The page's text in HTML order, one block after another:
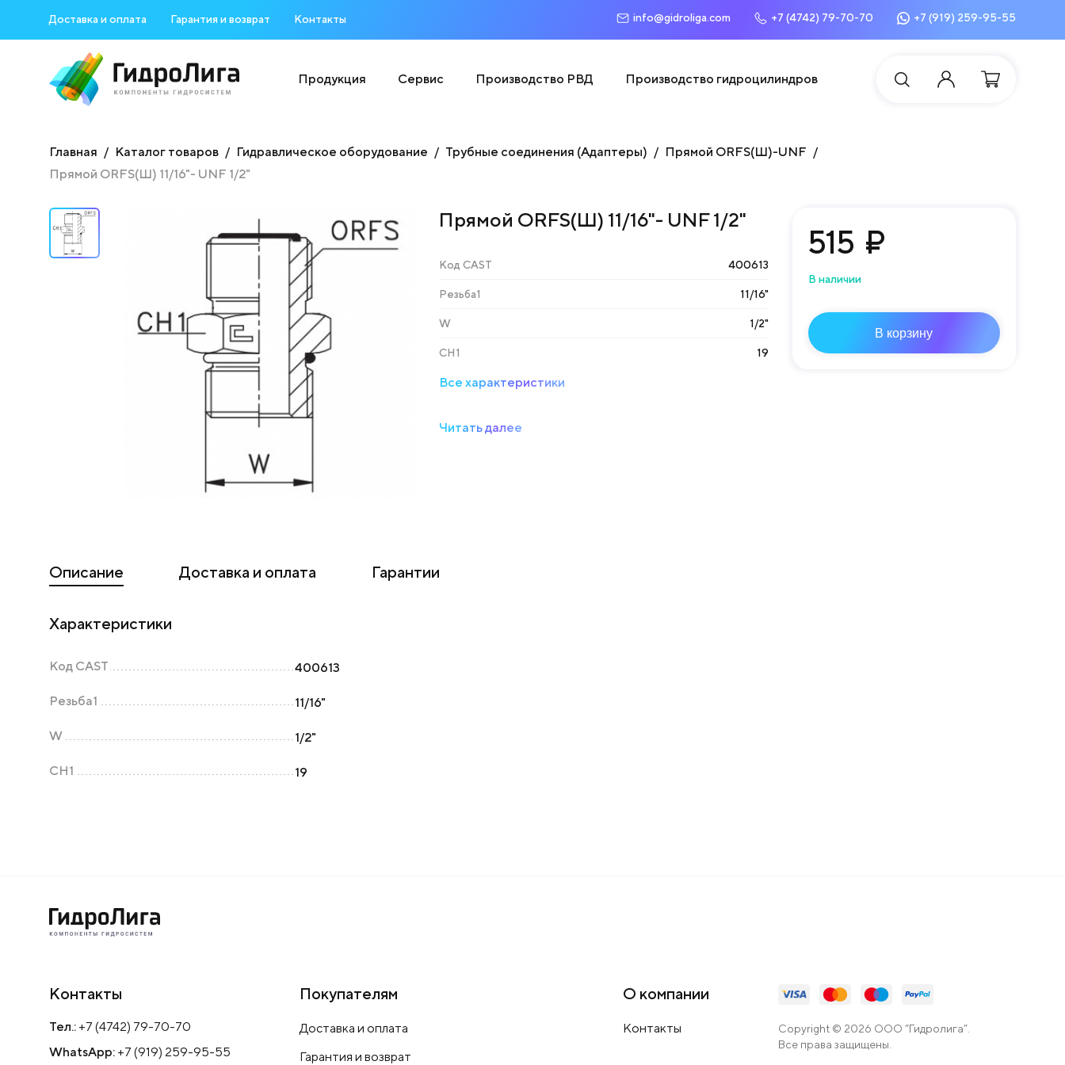
Доставка и оплата Гарантия и возврат Контакты info@gidroliga.com +7 (4742) 79-70-70 +7 (919) 259-95-55
Продукция Сервис Производство РВД Производство гидроцилиндров
Главная Каталог товаров Гидравлическое оборудование Трубные соединения (Адаптеры)
Прямой ORFS(Ш)-UNF
Прямой ORFS(Ш) 11/16"- UNF 1/2"
Прямой ORFS(Ш) 11/16"- UNF 1/2"
Код CAST 400613
Резьба1 11/16"
W 1/2"
CH1 19
Все характеристики
Читать далее
Описание Доставка и оплата Гарантии
Характеристики
Код CAST 400613
Резьба1 11/16"
W 1/2"
CH1 19
515 ₽
В наличии
В корзину
Контакты
Тел.: +7 (4742) 79-70-70
WhatsApp: +7 (919) 259-95-55
Покупателям
Доставка и оплата
Гарантия и возврат
О компании
Контакты
Copyright © 2026 ООО “Гидролига”.
Все права защищены.